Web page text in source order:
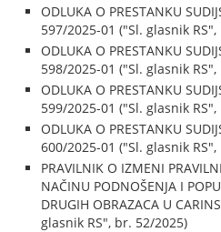
ODLUKA O PRESTANKU
597/2025-01 ("Sl. glasnik
ODLUKA O PRESTANKU
598/2025-01 ("Sl. glasnik
ODLUKA O PRESTANKU
599/2025-01 ("Sl. glasnik
ODLUKA O PRESTANKU
600/2025-01 ("Sl. glasnik
PRAVILNIK O IZMENI
NAČINU PODNOŠENJA I
DRUGIH OBRAZACA U
glasnik RS", br. 52/2025)